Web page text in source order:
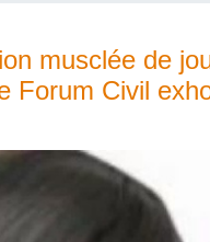
musclée de
Forum Civil